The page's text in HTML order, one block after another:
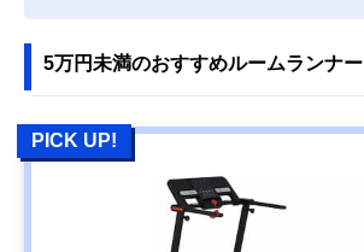
5万円未満のおすすめルームランナー
PICK UP!